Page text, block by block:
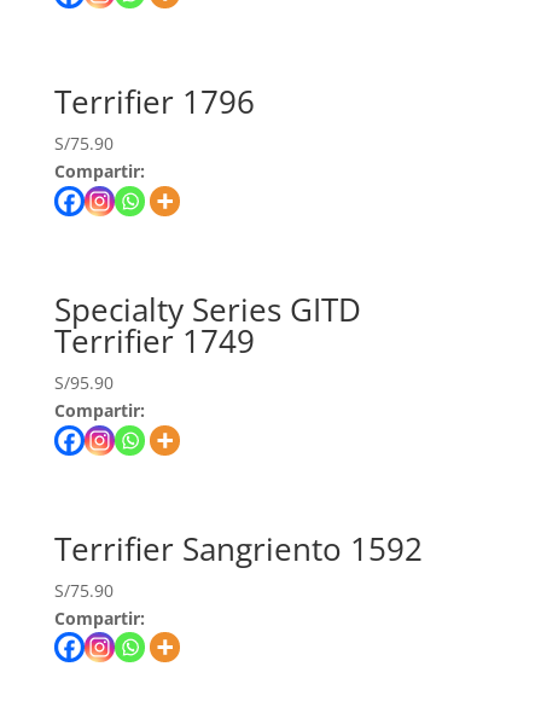
Terrifier 1796
S/75.90
Compartir:
Specialty Series GITD
Terrifier 1749
S/95.90
Compartir:
Terrifier Sangriento 1592
S/75.90
Compartir: